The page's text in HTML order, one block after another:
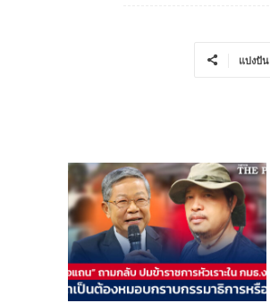
แบ่งปัน